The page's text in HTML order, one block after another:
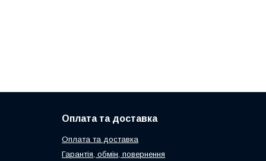
Оплата та доставка
Оплата та доставка
Гарантія, обмін, повернення